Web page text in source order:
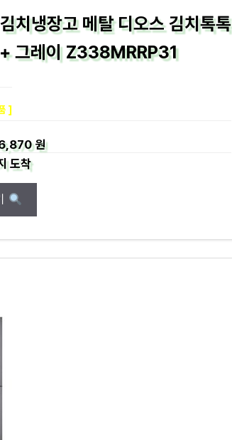
치냉장고 메탈 디오스 김치톡톡
+ 그레이 Z338MRRP31
]
원
도착